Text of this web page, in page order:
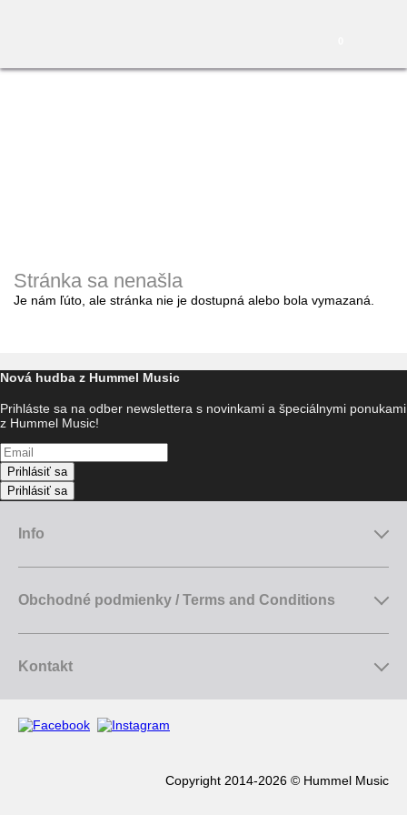
Stránka sa nenašla
Je nám ľúto, ale stránka nie je dostupná alebo bola vymazaná.
Nová hudba z Hummel Music
Prihláste sa na odber newslettera s novinkami a špeciálnymi ponukami
z Hummel Music!
Prihlásiť sa
Prihlásiť sa
Info
Obchodné podmienky / Terms and Conditions
Kontakt
Copyright 2014-2026 © Hummel Music